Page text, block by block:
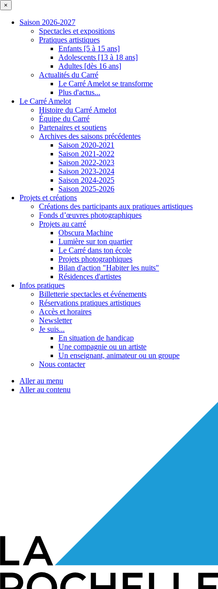
×
Saison 2026-2027
Spectacles et expositions
Pratiques artistiques
Enfants [5 à 15 ans]
Adolescents [13 à 18 ans]
Adultes [dès 16 ans]
Actualités du Carré
Le Carré Amelot se transforme
Plus d'actus...
Le Carré Amelot
Histoire du Carré Amelot
Équipe du Carré
Partenaires et soutiens
Archives des saisons précédentes
Saison 2020-2021
Saison 2021-2022
Saison 2022-2023
Saison 2023-2024
Saison 2024-2025
Saison 2025-2026
Projets et créations
Créations des participants aux pratiques artistiques
Fonds d’œuvres photographiques
Projets au carré
Obscura Machine
Lumière sur ton quartier
Le Carré dans ton école
Projets photographiques
Bilan d'action "Habiter les nuits"
Résidences d'artistes
Infos pratiques
Billetterie spectacles et événements
Réservations pratiques artistiques
Accès et horaires
Newsletter
Je suis...
En situation de handicap
Une compagnie ou un artiste
Un enseignant, animateur ou un groupe
Nous contacter
Aller au menu
Aller au contenu